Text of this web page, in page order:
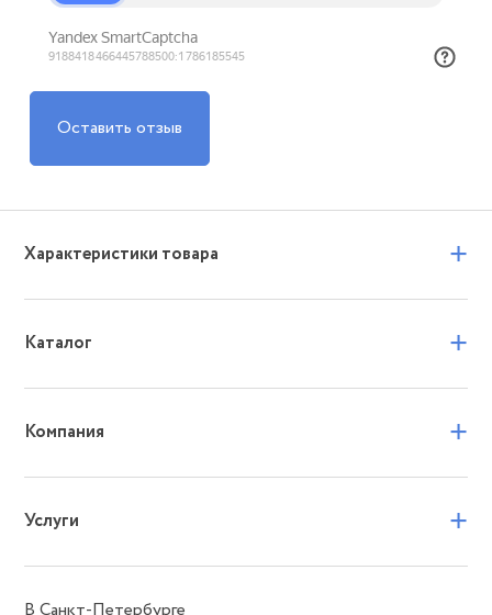
Оставить отзыв
Характеристики товара +
Каталог +
Компания +
Услуги +